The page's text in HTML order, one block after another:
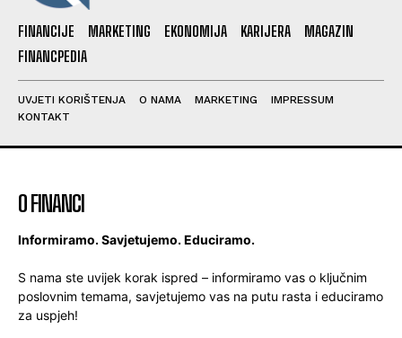
FINANCIJE MARKETING EKONOMIJA KARIJERA
MAGAZIN
FINANCPEDIA
UVJETI KORIŠTENJA O NAMA MARKETING
IMPRESSUM
KONTAKT
O FINANCI
Informiramo. Savjetujemo. Educiramo.
S nama ste uvijek korak ispred – informiramo vas o ključnim
poslovnim temama, savjetujemo vas na putu rasta i educiramo
za uspjeh!